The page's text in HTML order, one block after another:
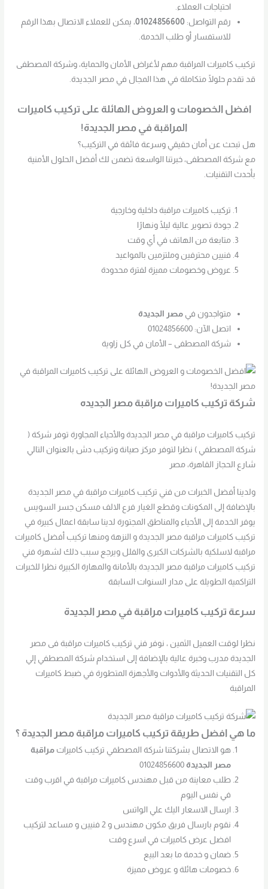
احتياجات العملاء.
رقم التواصل:01024856600، يمكن للعملاء الاتصال بهذا الرقم
للاستفسار أو طلب الخدمة.
تركيب كاميرات المراقبة مهم لأغراض الأمان والحماية، وشركة المصطفى
قد تقدم حلولًا متكاملة في هذا المجال في مصر الجديدة.
افضل الخصومات و العروض الهائلة على تركيب كاميرات
المراقبة في مصر الجديدة!
هل تبحث عن أمان حقيقي وسرعة فائقة في التركيب؟
مع شركة المصطفى، خبرتنا الواسعة تضمن لك أفضل الحلول الأمنية
بأحدث التقنيات.
تركيب كاميرات مراقبة داخلية وخارجية
جودة تصوير عالية ليلًا ونهارًا
متابعة من الهاتف في أي وقت
فنيين محترفين وملتزمين بالمواعيد
عروض وخصومات مميزة لفترة محدودة
متواجدون فيمصر الجديدة
اتصل الآن: 01024856600
شركة المصطفى – الأمان في كل زاوية
شركة تركيب كاميرات مراقبة مصر الجديده
تركيب كاميرات مراقبة في مصر الجديدة والأحياء المجاورة توفر شركة (
شركة المصطفي ) نظرا لتوفر مركز صيانة وتركيب دش بالعنوان التالي
شارع الحجاز القاهرة، مصر
ولدينا أفضل الخبرات من فني تركيب كاميرات مراقبة في مصر الجديدة
بالإضافة إلى المكونات وقطع الغيار فرع الالف مسكن جسر السويس
يوفر الخدمة إلى الأحياء والمناطق المجتورة لدينا سابقة اعمال كبيرة في
تركيب كاميرات مراقبة مصر الجديدة و النزهة ومنها تركيب أفضل كاميرات
مراقبة لاسلكية بالشركات الكبرى والفلل ويرجع سبب ذلك لشهرة فني
تركيب كاميرات مراقبة مصر الجديدة بالأمانة والمهارة الكبيرة نظرا للخبرات
التراكمية الطويلة على مدار السنوات السابقة
سرعة تركيب كاميرات مراقبة في مصر الجديدة
نظرا لوقت العميل الثمين ، نوفر فني تركيب كاميرات مراقبة فى مصر
الجديدة مدرب وخبرة عالية بالإضافة إلى استخدام شركة المصطفي إلي
كل التقنيات الحديثة والأدوات والأجهزة المتطورة في ضبط كاميرات
المراقبة
ما هي افضل طريقة تركيب كاميرات مراقبة مصر الجديدة ؟
هو الاتصال بشركتنا شركة المصطفي تركيب كاميراتمراقبة
مصر الجديدة 01024856600
طلب معاينة من قبل مهندس كاميرات مراقبة في اقرب وقت
في نفس اليوم
ارسال الاسعار اليك علي الواتس
نقوم بارسال فريق مكون مهندس و 2 فنيين و مساعد لتركيب
افضل عرض كاميرات في اسرع وقت
ضمان و خدمة ما بعد البيع
خصومات هائلة و عروض مميزة